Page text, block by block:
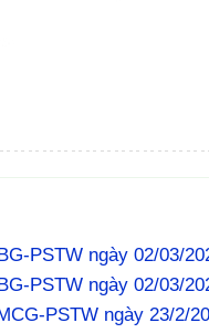
PSTW ngày 02/03/
PSTW ngày 02/03/
PSTW ngày 23/2/